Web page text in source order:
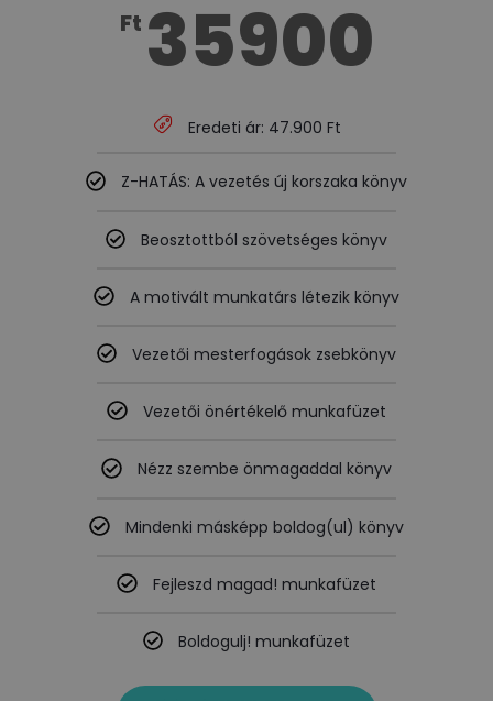
Ft 35900
Eredeti ár: 47.900 Ft
Z-HATÁS: A vezetés új korszaka könyv
Beosztottból szövetséges könyv
A motivált munkatárs létezik könyv
Vezetői mesterfogások zsebkönyv
Vezetői önértékelő munkafüzet
Nézz szembe önmagaddal könyv
Mindenki másképp boldog(ul) könyv
Fejleszd magad! munkafüzet
Boldogulj! munkafüzet